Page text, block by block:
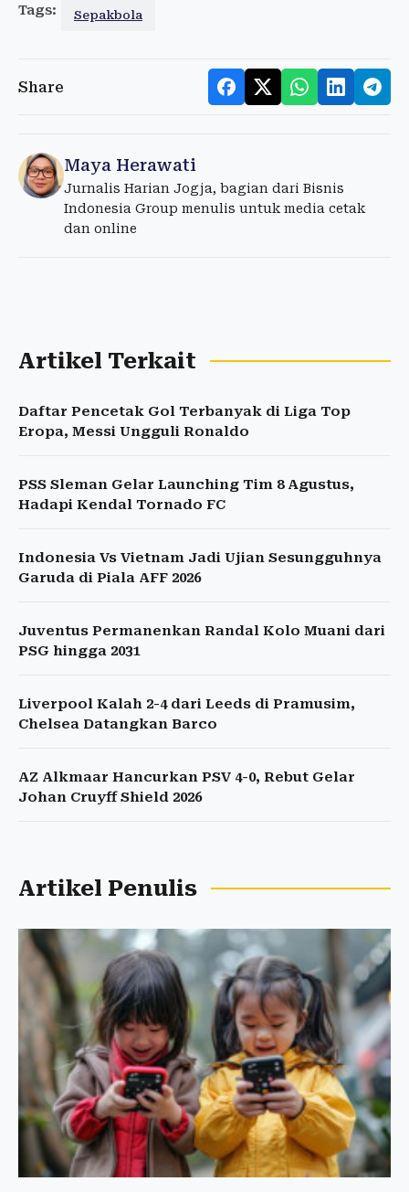
Tags: Sepakbola
Share
Maya Herawati
Jurnalis Harian Jogja, bagian dari Bisnis
Indonesia Group menulis untuk media cetak
dan online
Artikel Terkait
Daftar Pencetak Gol Terbanyak di Liga Top
Eropa, Messi Ungguli Ronaldo
PSS Sleman Gelar Launching Tim 8 Agustus,
Hadapi Kendal Tornado FC
Indonesia Vs Vietnam Jadi Ujian Sesungguhnya
Garuda di Piala AFF 2026
Juventus Permanenkan Randal Kolo Muani dari
PSG hingga 2031
Liverpool Kalah 2-4 dari Leeds di Pramusim,
Chelsea Datangkan Barco
AZ Alkmaar Hancurkan PSV 4-0, Rebut Gelar
Johan Cruyff Shield 2026
Artikel Penulis